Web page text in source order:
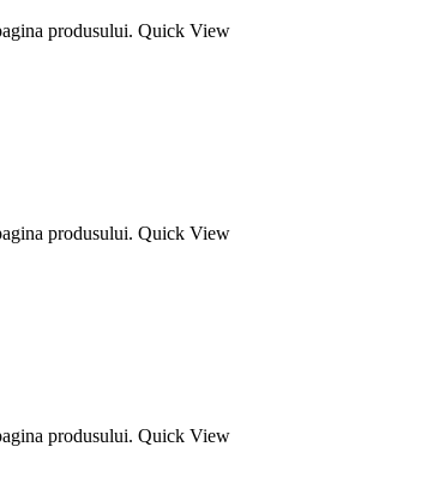
produsului. Quick View
produsului. Quick View
produsului. Quick View